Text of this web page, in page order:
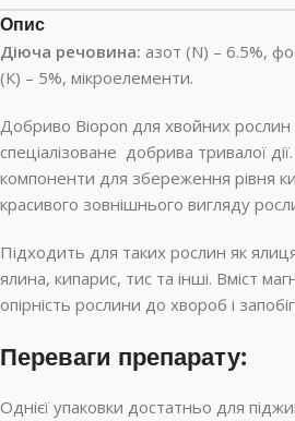
Опис
Діюча речовина: азот (N) – 6.5%,
(К) – 5%, мікроелементи.
Добриво Biopon для хвойних рослин
спеціалізоване добрива тривалої
компоненти для збереження рівня
красивого зовнішнього вигляду
Підходить для таких рослин як
ялина, кипарис, тис та інші. Вміст
опірність рослини до хвороб і
Переваги препарату:
Однієї упаковки достатньо для